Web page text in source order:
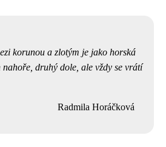
korunou a zlotým je jako horská
nahoře, druhý dole, ale vždy se vrátí
Radmila Horáčková